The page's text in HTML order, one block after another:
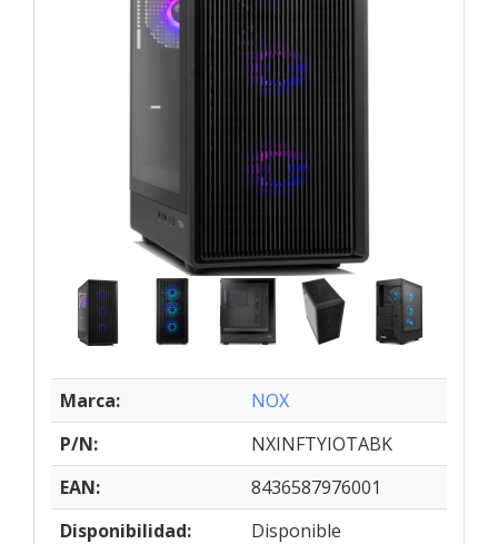
Marca:
NOX
P/N:
NXINFTYIOTABK
EAN:
8436587976001
Disponibilidad:
Disponible